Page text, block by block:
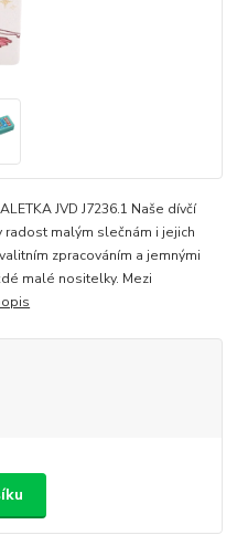
JVD J7236.1 Naše dívčí
radost malým slečnám i jejich
zpracováním a jemnými
malé nositelky. Mezi